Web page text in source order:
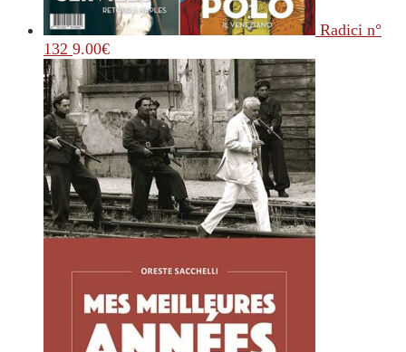
Radici n°
132 9.00€